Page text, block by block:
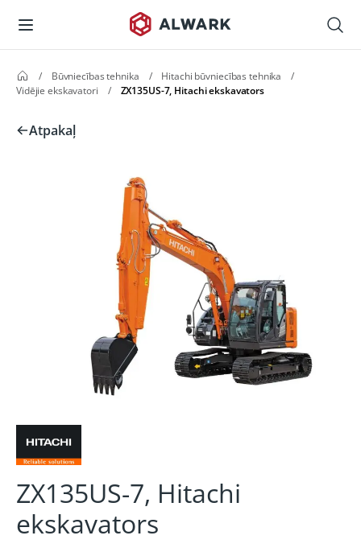
/ Būvniecības tehnika / Hitachi būvniecības tehnika
/
Vidējie ekskavatori
/ ZX135US-7, Hitachi ekskavators
Atpakaļ
ZX135US-7, Hitachi
ekskavators